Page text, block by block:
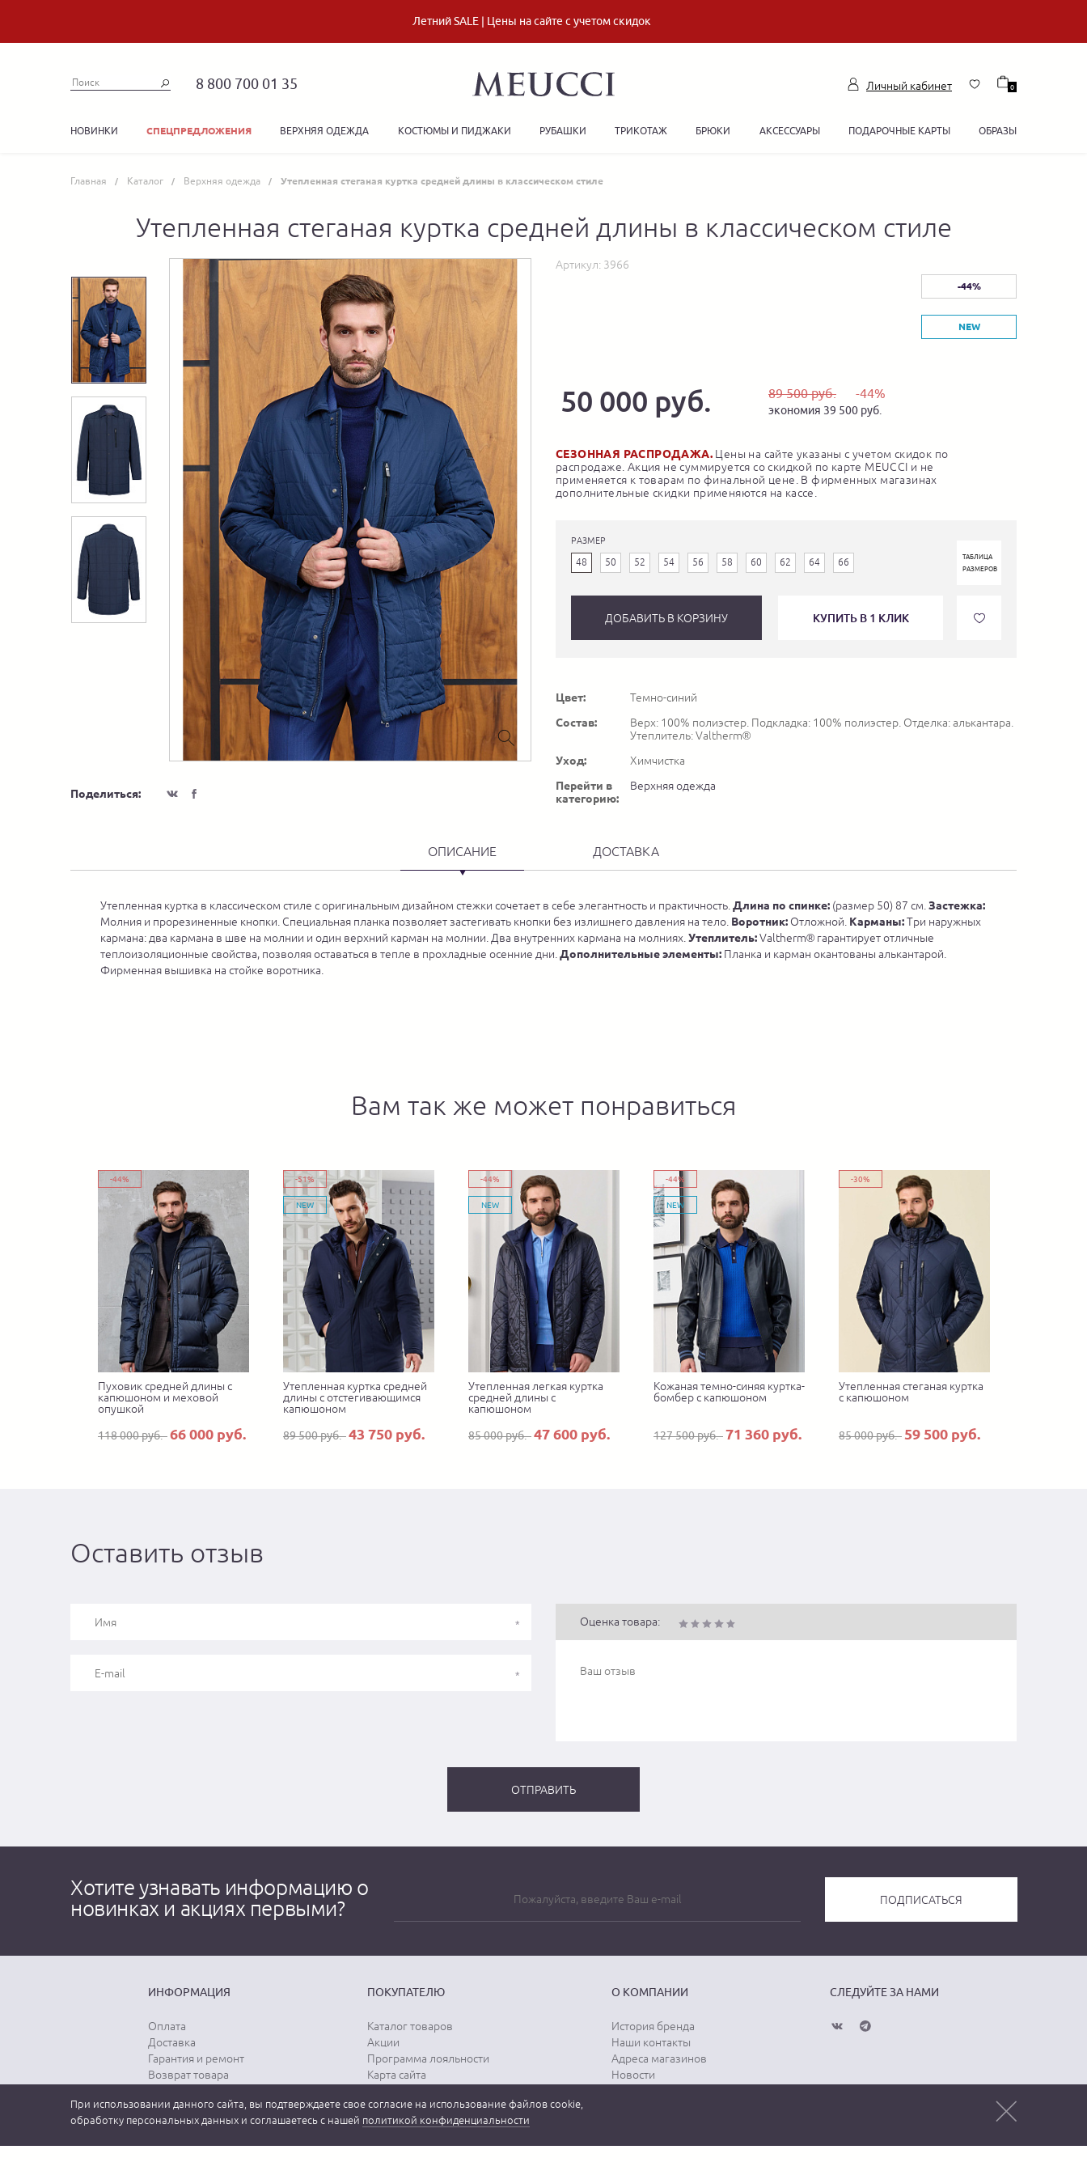
Летний SALE | Цены на сайте с учетом скидок
8 800 700 01 35 Личный кабинет 0
НОВИНКИ СПЕЦПРЕДЛОЖЕНИЯ ВЕРХНЯЯ ОДЕЖДА КОСТЮМЫ И ПИДЖАКИ РУБАШКИ ТРИКОТАЖ БРЮКИ АКСЕССУАРЫ ПОДАРОЧНЫЕ КАРТЫ ОБРАЗЫ
Главная Каталог Верхняя одежда Утепленная стеганая куртка средней длины в классическом стиле
Утепленная стеганая куртка средней длины в классическом стиле
Поделиться:
Артикул: 3966
-44%
NEW
50 000 руб. 89 500 руб. -44%
экономия 39 500 руб.
СЕЗОННАЯ РАСПРОДАЖА. Цены на сайте указаны с учетом скидок по
распродаже. Акция не суммируется со скидкой по карте MEUCCI и не
применяется к товарам по финальной цене. В фирменных магазинах
дополнительные скидки применяются на кассе.
РАЗМЕР
48 50 52 54 56 58 60 62 64 66
ТАБЛИЦА
РАЗМЕРОВ
ДОБАВИТЬ В КОРЗИНУ КУПИТЬ В 1 КЛИК
Цвет:
Темно-синий
Состав:
Верх: 100% полиэстер. Подкладка: 100% полиэстер. Отделка: алькантара.
Утеплитель: Valtherm®
Уход:
Химчистка
Перейти в
категорию:
Верхняя одежда
ОПИСАНИЕ ДОСТАВКА
Утепленная куртка в классическом стиле с оригинальным дизайном стежки сочетает в себе элегантность и практичность.Длина по спинке: (размер 50) 87 см.Застежка:
Молния и прорезиненные кнопки. Специальная планка позволяет застегивать кнопки без излишнего давления на тело. Воротник: Отложной. Карманы:Три наружных
кармана: два кармана в шве на молнии и один верхний карман на молнии. Два внутренних кармана на молниях.Утеплитель:Valtherm® гарантирует отличные
теплоизоляционные свойства, позволяя оставаться в тепле в прохладные осенние дни.Дополнительные элементы: Планка и карман окантованы алькантарой.
Фирменная вышивка на стойке воротника.
Вам так же может понравиться
-44%
Пуховик средней длины с
капюшоном и меховой
опушкой
118 000 руб.66 000 руб.
-51%
NEW
Утепленная куртка средней
длины с отстегивающимся
капюшоном
89 500 руб.43 750 руб.
-44%
NEW
Утепленная легкая куртка
средней длины с
капюшоном
85 000 руб.47 600 руб.
-44%
NEW
Кожаная темно-синяя куртка-
бомбер с капюшоном
127 500 руб.71 360 руб.
-30%
Утепленная стеганая куртка
с капюшоном
85 000 руб. 59 500 руб.
Оставить отзыв
Оценка товара:
Хотите узнавать информацию о
новинках и акциях первыми?
ИНФОРМАЦИЯ
Оплата
Доставка
Гарантия и ремонт
Возврат товара
Уход за одеждой
ПОКУПАТЕЛЮ
Каталог товаров
Акции
Программа лояльности
Карта сайта
Отзывы о товарах
О КОМПАНИИ
История бренда
Наши контакты
Адреса магазинов
Новости
СЛЕДУЙТЕ ЗА НАМИ
При использовании данного сайта, вы подтверждаете свое согласие на использование файлов cookie,
обработку персональных данных и соглашаетесь с нашей политикой конфиденциальности